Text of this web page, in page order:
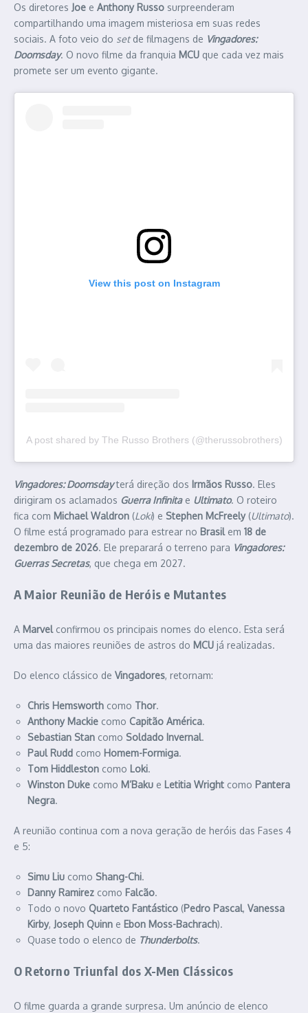
Os diretores Joe e Anthony Russo surpreenderam
compartilhando uma imagem misteriosa em suas redes
sociais. A foto veio do setde filmagens de Vingadores:
Doomsday. O novo filme da franquia MCU que cada vez mais
promete ser um evento gigante.
View this post on Instagram
A post shared by The Russo Brothers (@therussobrothers)
Vingadores: Doomsdayterá direção dos Irmãos Russo. Eles
dirigiram os aclamados Guerra Infinitae Ultimato. O roteiro
fica com Michael Waldron (Loki) e Stephen McFreely(Ultimato).
O filme está programado para estrear no Brasilem 18 de
dezembro de 2026. Ele preparará o terreno para Vingadores:
Guerras Secretas, que chega em 2027.
A Maior Reunião de Heróis e Mutantes
A Marvelconfirmou os principais nomes do elenco. Esta será
uma das maiores reuniões de astros do MCU já realizadas.
Do elenco clássico de Vingadores, retornam:
Chris Hemsworth como Thor.
Anthony Mackie como Capitão América.
Sebastian Stan como Soldado Invernal.
Paul Rudd como Homem-Formiga.
Tom Hiddleston como Loki.
Winston Duke como M’Baku e Letitia Wright como Pantera
Negra.
A reunião continua com a nova geração de heróis das Fases 4
e 5:
Simu Liu como Shang-Chi.
Danny Ramirez como Falcão.
Todo o novo Quarteto Fantástico (Pedro Pascal, Vanessa
Kirby, Joseph Quinn e Ebon Moss-Bachrach).
Quase todo o elenco de Thunderbolts.
O Retorno Triunfal dos X-Men Clássicos
O filme guarda a grande surpresa. Um anúncio de elenco